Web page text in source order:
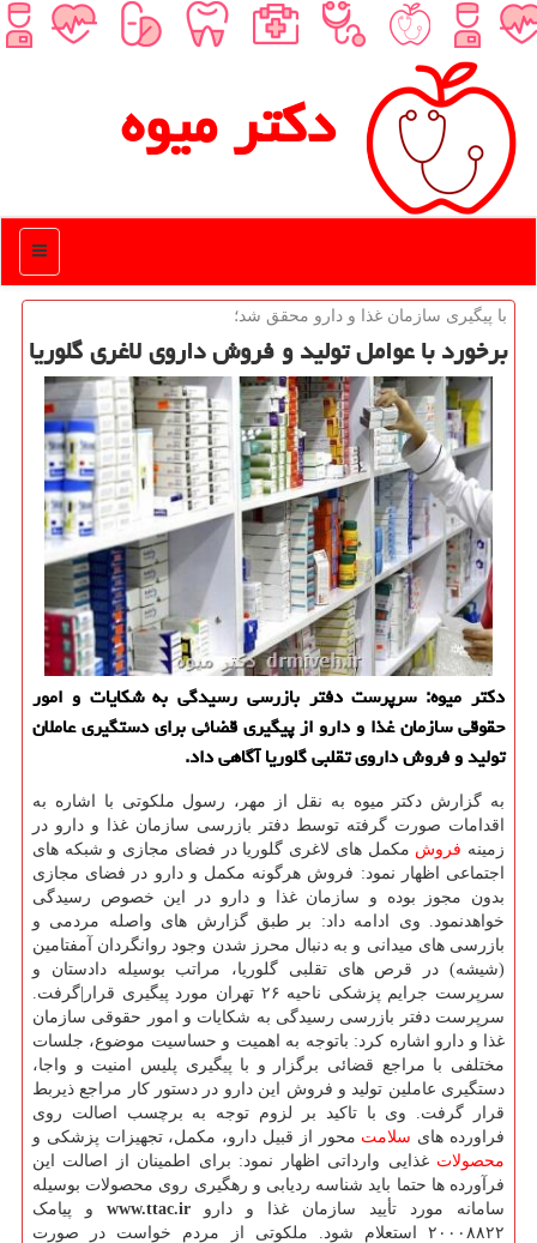
دكتر میوه
منو
با پیگیری سازمان غذا و دارو محقق شد؛
برخورد با عوامل تولید و فروش داروی لاغری گلوریا
دکتر میوه: سرپرست دفتر بازرسی رسیدگی به شکایات و امور
حقوقی سازمان غذا و دارو از پیگیری قضائی برای دستگیری عاملان
تولید و فروش داروی تقلبی گلوریا آگاهی داد.
به گزارش دکتر میوه به نقل از مهر، رسول ملکوتی با اشاره به
اقدامات صورت گرفته توسط دفتر بازرسی سازمان غذا و دارو در
زمینه فروش مکمل های لاغری گلوریا در فضای مجازی و شبکه های
اجتماعی اظهار نمود: فروش هرگونه مکمل و دارو در فضای مجازی
بدون مجوز بوده و سازمان غذا و دارو در این خصوص رسیدگی
خواهدنمود. وی ادامه داد: بر طبق گزارش های واصله مردمی و
بازرسی های میدانی و به دنبال محرز شدن وجود روانگردان آمفتامین
(شیشه) در قرص های تقلبی گلوریا، مراتب بوسیله دادستان و
سرپرست جرایم پزشکی ناحیه ۲۶ تهران مورد پیگیری قرار|گرفت.
سرپرست دفتر بازرسی رسیدگی به شکایات و امور حقوقی سازمان
غذا و دارو اشاره کرد: باتوجه به اهمیت و حساسیت موضوع، جلسات
مختلفی با مراجع قضائی برگزار و با پیگیری پلیس امنیت و واجا،
دستگیری عاملین تولید و فروش این دارو در دستور کار مراجع ذیربط
قرار گرفت. وی با تاکید بر لزوم توجه به برچسب اصالت روی
فراورده های سلامت محور از قبیل دارو، مکمل، تجهیزات پزشکی و
محصولات غذایی وارداتی اظهار نمود: برای اطمینان از اصالت این
فرآورده ها حتما باید شناسه ردیابی و رهگیری روی محصولات بوسیله
سامانه مورد تأیید سازمان غذا و دارو
و پیامک
۲۰۰۰۸۸۲۲ استعلام شود. ملکوتی از مردم خواست در صورت